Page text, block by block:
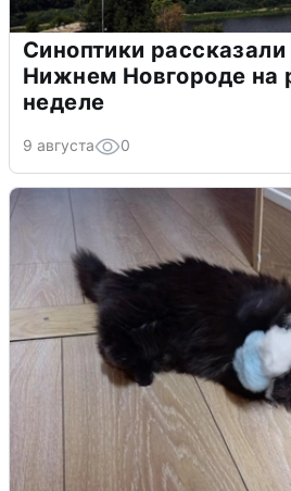
Синоптики рассказали
Нижнем Новгороде на
неделе
9 августа 0